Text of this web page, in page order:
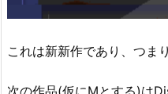
これは新新作であり、つま
次の作品(仮にМとする)は